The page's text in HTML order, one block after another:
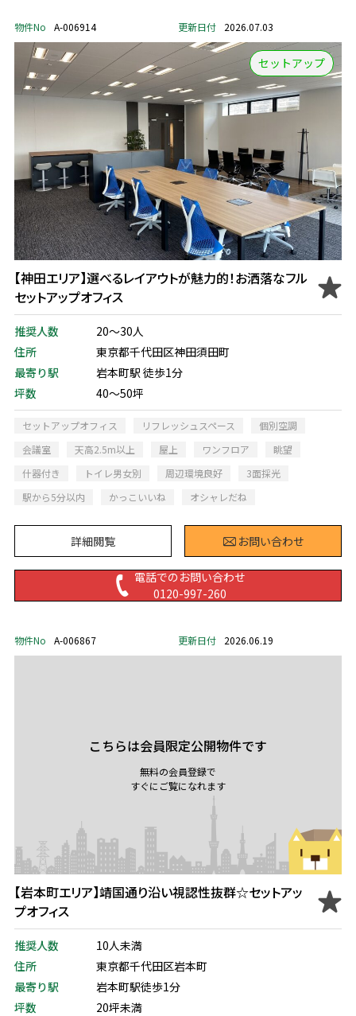
物件No A-006914 更新日付 2026.07.03
セットアップ
【神田エリア】選べるレイアウトが魅力的！お洒落なフル
セットアップオフィス
推奨人数
20～30人
住所
東京都千代田区神田須田町
最寄り駅
岩本町駅 徒歩1分
坪数
40～50坪
セットアップオフィス リフレッシュスペース
個別空調
会議室
天高2.5m以上 屋上 ワンフロア
眺望
什器付き
トイレ男女別 周辺環境良好
3面採光
駅から5分以内
かっこいいね オシャレだね
詳細閲覧 お問い合わせ
電話でのお問い合わせ
0120-997-260
物件No A-006867 更新日付 2026.06.19
こちらは会員限定公開物件です
無料の会員登録で
すぐにご覧になれます
【岩本町エリア】靖国通り沿い視認性抜群☆セットアッ
プオフィス
推奨人数
10人未満
住所
東京都千代田区岩本町
最寄り駅
岩本町駅徒歩1分
坪数
20坪未満